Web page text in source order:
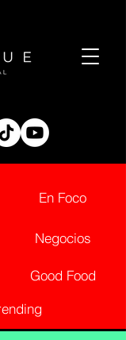
En Foco
Negocios
Good Food